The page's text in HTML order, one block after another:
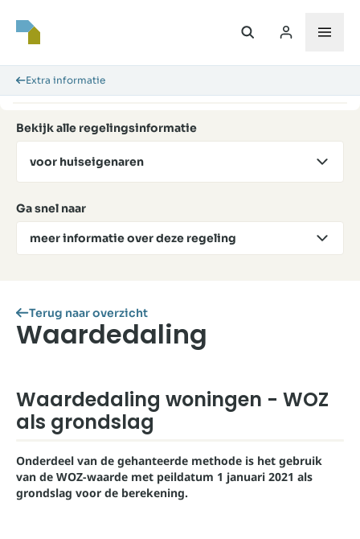
Extra informatie
Bekijk alle regelingsinformatie
voor huiseigenaren
Ga snel naar
meer informatie over deze regeling
Terug naar overzicht
Waardedaling
Waardedaling woningen - WOZ
als grondslag
Onderdeel van de gehanteerde methode is het gebruik
van de WOZ-waarde met peildatum 1 januari 2021 als
grondslag voor de berekening.